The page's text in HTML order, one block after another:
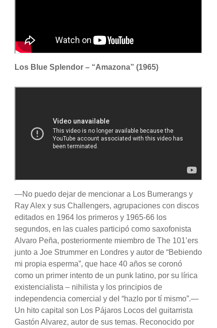
Los Blue Splendor – “Amazona” (1965)
—No puedo dejar de mencionar a Los Bumerangs y
Ray Alex y sus Challengers, agrupaciones con discos
editados en 1964 los primeros y 1965-66 los
segundos, en las cuales participó como saxofonista
Alvaro Peña, posteriormente miembro de The 101’ers
junto a Joe Strummer en Londres y autor de “Bebiendo
mi propia esperma”, que hace 40 años se coronó
como un primer intento de un punk latino, por su lírica
existencialista – nihilista y los principios de
independencia comercial y del “hazlo por tí mismo”.—
Un hito capital son Los Pájaros Locos del guitarrista
Gastón Alvarez, autor de sus temas. Reconocido por